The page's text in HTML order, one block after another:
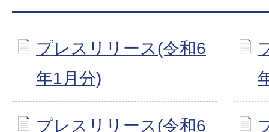
プレスリリース(令和6
年1月分)
プレスリリース(令和6